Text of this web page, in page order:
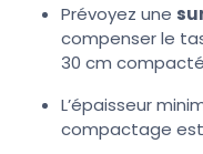
Prévoyez une
compenser le
30 cm
L’épaisseur
compactage